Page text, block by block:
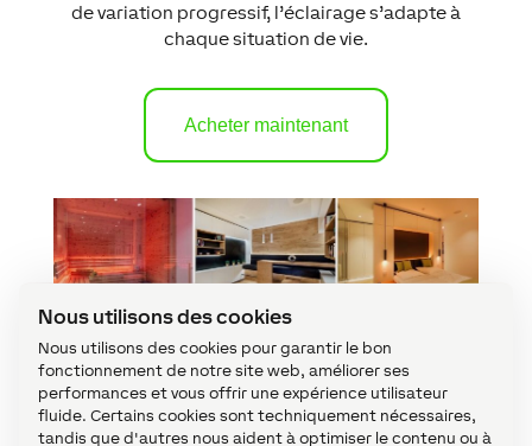
Nous utilisons des cookies
Nous utilisons des cookies pour garantir le bon
fonctionnement de notre site web, améliorer ses
performances et vous offrir une expérience utilisateur
fluide. Certains cookies sont techniquement nécessaires,
tandis que d'autres nous aident à optimiser le contenu ou à
de variation progressif, l’éclairage s’adapte à
chaque situation de vie.
Acheter maintenant
Caractéristique lumineuse unique
Les Spots LED RGBW se distinguent par